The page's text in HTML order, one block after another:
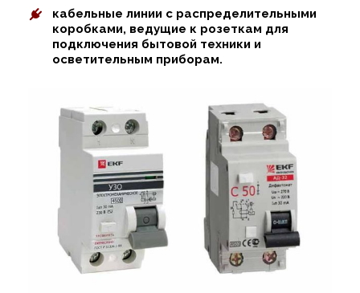
кабельные линии с распределительными
коробками, ведущие к розеткам для
подключения бытовой техники и
осветительным приборам.